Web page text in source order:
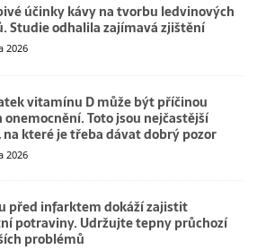
účinky kávy na tvorbu ledvinových
Studie odhalila zajímavá zjištění
2026
vitamínu D může být příčinou
onemocnění. Toto jsou nejčastější
na které je třeba dávat dobrý pozor
2026
před infarktem dokáží zajistit
potraviny. Udržujte tepny průchozí
problémů